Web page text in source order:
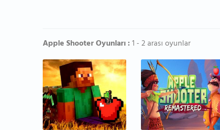
Apple Shooter Oyunları :1 - 2 arası oyunlar